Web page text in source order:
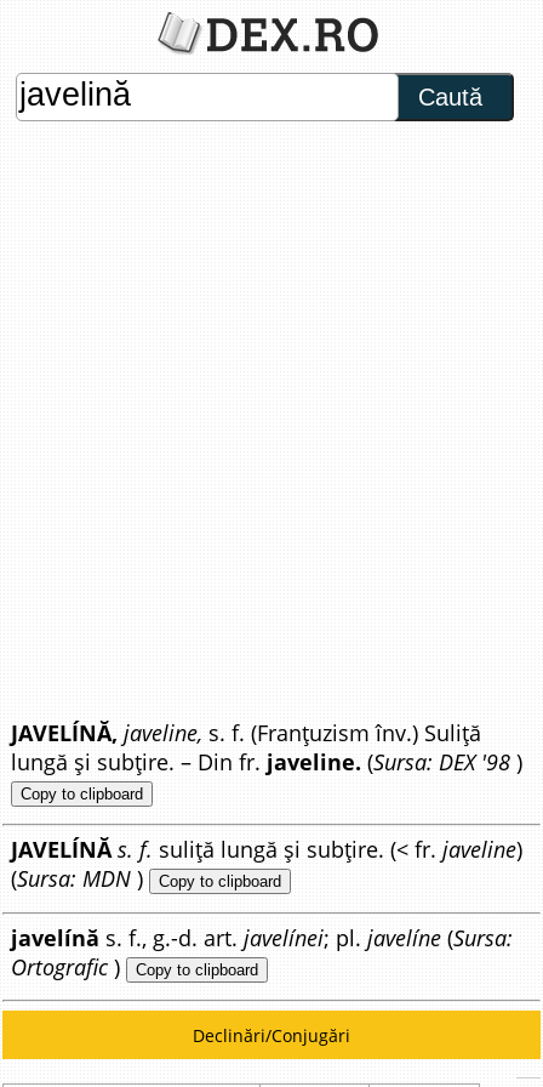
Caută
JAVELÍNĂ, javeline, s. f. (Franțuzism înv.) Suliță
lungă și subțire. – Din fr. javeline. (Sursa: DEX '98 )
Copy to clipboard
JAVELÍNĂ s. f. suliță lungă și subțire. (< fr.javeline)
(Sursa: MDN ) Copy to clipboard
javelínă s. f., g.-d. art.javelínei; pl.javelíne (Sursa:
Ortografic ) Copy to clipboard
Declinări/Conjugări